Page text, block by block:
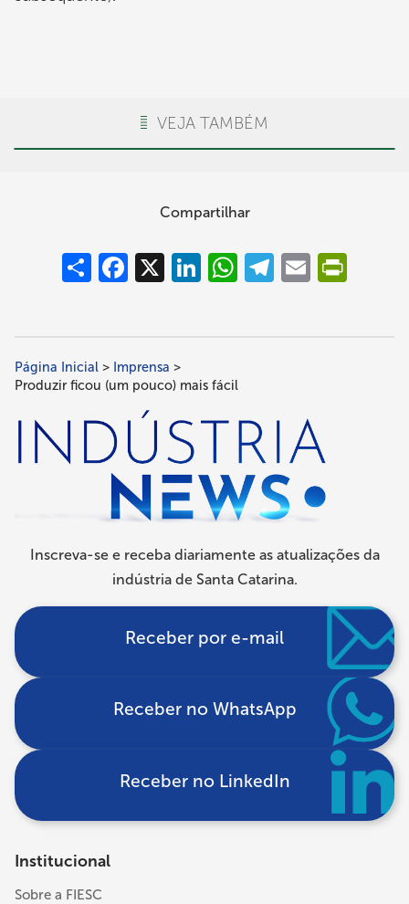
VEJA TAMBÉM
Compartilhar
Compartilhar
Facebook
X LinkedInWhatsAppTelegram
Email
Trilha
navegação
Página Inicial
Imprensa
Produzir ficou (um pouco) mais fácil
Inscreva-se e receba diariamente as atualizações da
indústria de Santa Catarina.
Receber por e-mail
Receber no WhatsApp
Receber no LinkedIn
Institucional
Sobre a FIESC